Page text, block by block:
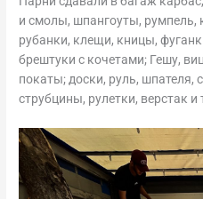
и смолы, шпангоуты, румпель,
рубанки, клещи, кницы,
брештуки с кочетами; Гешу,
покаты; доски, руль, шпателя,
струбцины, рулетки, верстак и